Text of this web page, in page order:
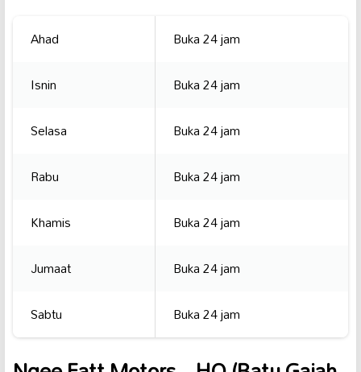
Ahad
Buka 24 jam
Isnin
Buka 24 jam
Selasa
Buka 24 jam
Rabu
Buka 24 jam
Khamis
Buka 24 jam
Jumaat
Buka 24 jam
Sabtu
Buka 24 jam